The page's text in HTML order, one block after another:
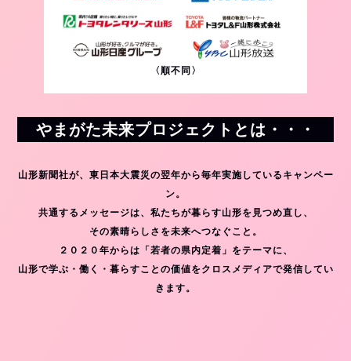
〈順不同〉
やまがた未来プロジェクトとは・・・
山形新聞社が、東日本大震災の翌年から毎年実施しているキャンペー
ン。
共通するメッセージは、私たちが暮らす山形を見つめ直し、
その素晴らしさを未来へつなぐこと。
２０２０年からは「若者の県内定着」をテーマに、
山形で学ぶ・働く・暮らすことの価値をクロスメディアで発信してい
きます。